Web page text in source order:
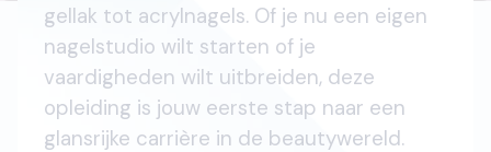
gellak tot acrylnagels. Of je nu een eigen
nagelstudio wilt starten of je
vaardigheden wilt uitbreiden, deze
opleiding is jouw eerste stap naar een
glansrijke carrière in de beautywereld.